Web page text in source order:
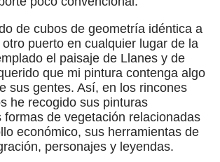
de cubos de geometría idéntica a
puerto en cualquier lugar de la
el paisaje de Llanes y de
que mi pintura contenga algo
sus gentes. Así, en los rincones
he recogido sus pinturas
formas de vegetación relacionadas
económico, sus herramientas de
personajes y leyendas.